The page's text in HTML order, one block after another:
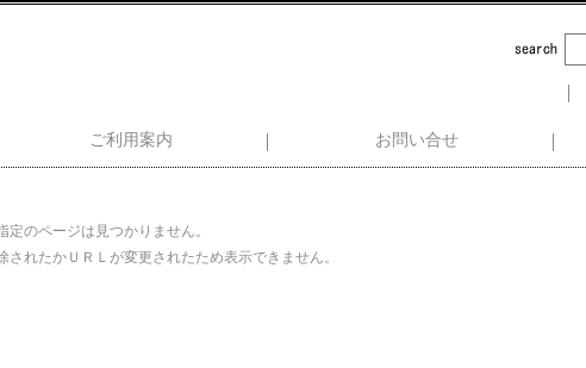
ご利用案内 お問い合せ
定のページは見つかりません。
されたかＵＲＬが変更されたため表示できません。